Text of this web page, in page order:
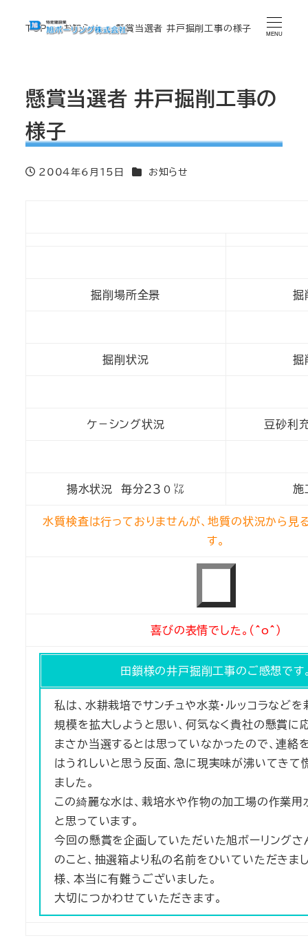
MENU
TOP お知らせ 懸賞当選者 井戸掘削工事の様子
懸賞当選者 井戸掘削工事の
様子
投稿日
2004年6月15日 カテゴリー
お知らせ
掘削場所全景 掘
掘削状況 掘
ケ－シング状況 豆砂利
揚水状況 毎分２３０㍑ 施
水質検査は行っておりませんが、地質の状況から見
す。
喜びの表情でした。(^o^)
田鎖様の井戸掘削工事のご感想です
私は、水耕栽培でサンチュや水菜・ルッコラなどを
規模を拡大しようと思い、何気なく貴社の懸賞に
まさか当選するとは思っていなかったので、連絡
はうれしいと思う反面、急に現実味が沸いてきて
ました。
この綺麗な水は、栽培水や作物の加工場の作業用
と思っています。
今回の懸賞を企画していただいた旭ボーリングさ
のこと、抽選箱より私の名前をひいていただきま
様、本当に有難うございました。
大切につかわせていただきます。